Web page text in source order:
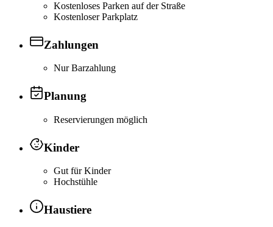
Kostenloses Parken auf der Straße
Kostenloser Parkplatz
Zahlungen
Nur Barzahlung
Planung
Reservierungen möglich
Kinder
Gut für Kinder
Hochstühle
Haustiere